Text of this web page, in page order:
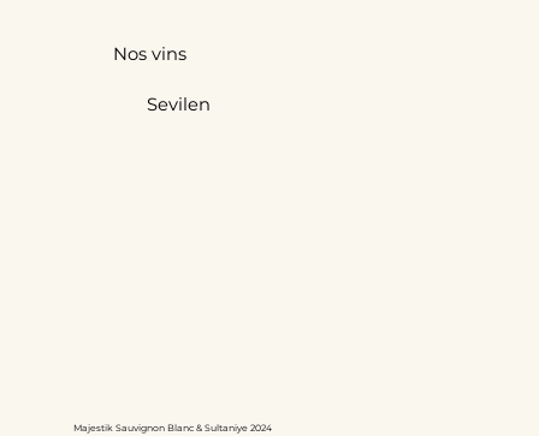
Nos vins
Sevilen
Majestik Sauvignon Blanc & Sultaniye 2024